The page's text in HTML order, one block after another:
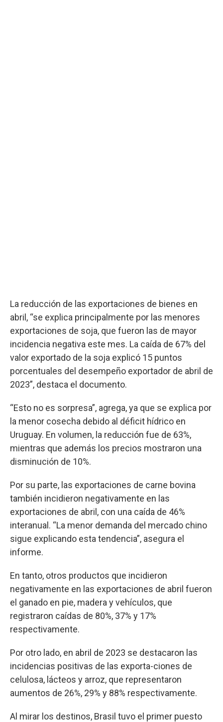
La reducción de las exportaciones de bienes en
abril, “se explica principalmente por las menores
exportaciones de soja, que fueron las de mayor
incidencia negativa este mes. La caída de 67% del
valor exportado de la soja explicó 15 puntos
porcentuales del desempeño exportador de abril de
2023”, destaca el documento.
“Esto no es sorpresa”, agrega, ya que se explica por
la menor cosecha debido al déficit hídrico en
Uruguay. En volumen, la reducción fue de 63%,
mientras que además los precios mostraron una
disminución de 10%.
Por su parte, las exportaciones de carne bovina
también incidieron negativamente en las
exportaciones de abril, con una caída de 46%
interanual. “La menor demanda del mercado chino
sigue explicando esta tendencia”, asegura el
informe.
En tanto, otros productos que incidieron
negativamente en las exportaciones de abril fueron
el ganado en pie, madera y vehículos, que
registraron caídas de 80%, 37% y 17%
respectivamente.
Por otro lado, en abril de 2023 se destacaron las
incidencias positivas de las exporta-ciones de
celulosa, lácteos y arroz, que representaron
aumentos de 26%, 29% y 88% respectivamente.
Al mirar los destinos, Brasil tuvo el primer puesto